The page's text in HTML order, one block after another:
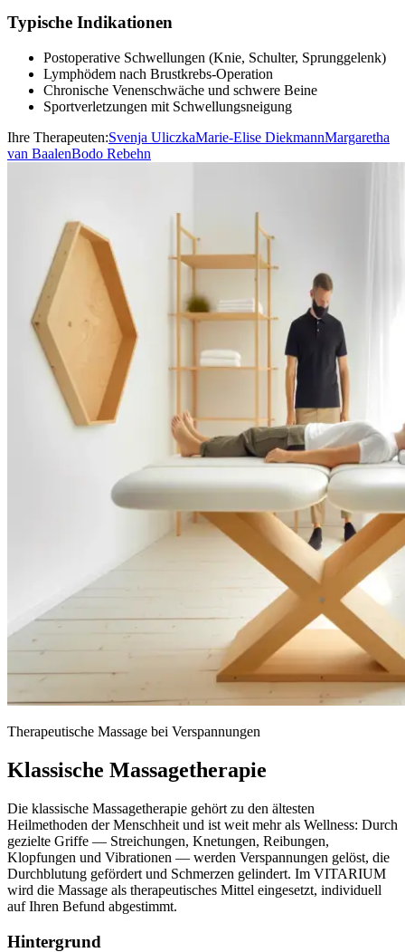
Typische Indikationen
Postoperative Schwellungen (Knie, Schulter, Sprunggelenk)
Lymphödem nach Brustkrebs-Operation
Chronische Venenschwäche und schwere Beine
Sportverletzungen mit Schwellungsneigung
Ihre Therapeuten:Svenja UliczkaMarie-Elise DiekmannMargaretha
van BaalenBodo Rebehn
Therapeutische Massage bei Verspannungen
Klassische Massagetherapie
Die klassische Massagetherapie gehört zu den ältesten
Heilmethoden der Menschheit und ist weit mehr als Wellness: Durch
gezielte Griffe — Streichungen, Knetungen, Reibungen,
Klopfungen und Vibrationen — werden Verspannungen gelöst, die
Durchblutung gefördert und Schmerzen gelindert. Im VITARIUM
wird die Massage als therapeutisches Mittel eingesetzt, individuell
auf Ihren Befund abgestimmt.
Hintergrund